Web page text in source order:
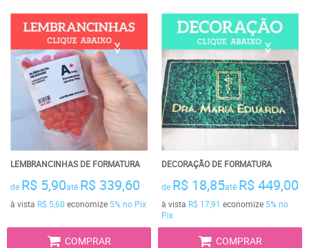
LEMBRANCINHAS DE FORMATURA
de R$ 5,90até R$ 339,60
à vista R$ 5,60 economize 5%no Pix
COMPRAR
DECORAÇÃO DE FORMATURA
de R$ 18,85até R$ 449,00
à vista R$ 17,91 economize 5%no
Pix
COMPRAR